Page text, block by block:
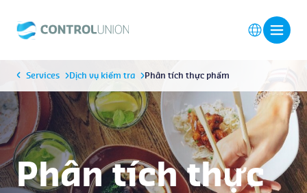
Services Dịch vụ kiểm tra Phân tích thực phẩm
Phân tích thực